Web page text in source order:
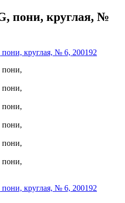
пони, круглая, №